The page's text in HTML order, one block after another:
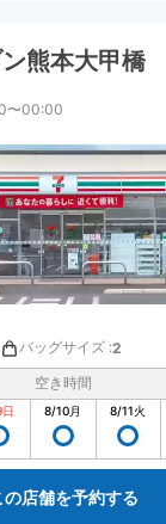
熊本大甲橋
〜00:00
バッグサイズ :2
空き時間
日 8/10月 8/11火
の店舗を予約する